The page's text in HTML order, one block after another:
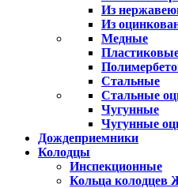
Из
Из
Медные
Стальные
Стальные
Чугунные
Чугунные
Дождеприемники
Колодцы
Инспекционные
Кольца